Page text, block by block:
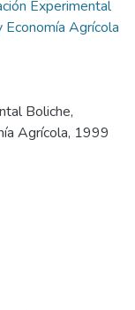
Experimental
Agrícola
Boliche,
Agrícola, 1999